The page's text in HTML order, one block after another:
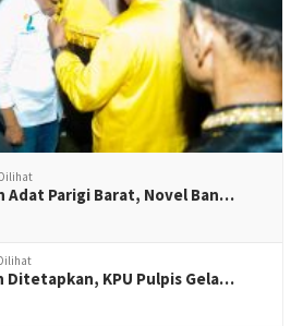
Adat Parigi Barat, Novel Ban…
Ditetapkan, KPU Pulpis Gela…